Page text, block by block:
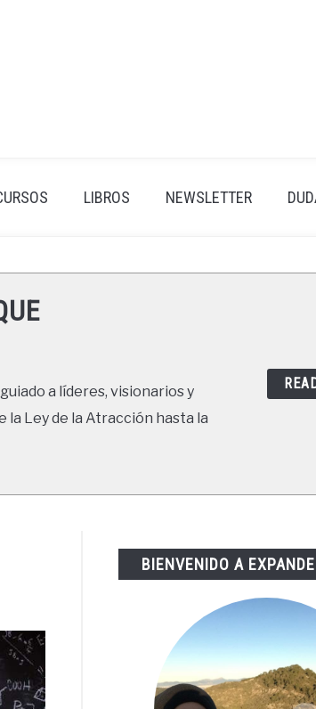
LIBROS NEWSLETTER
a líderes, visionarios y
Ley de la Atracción hasta la
BIENVENIDO A